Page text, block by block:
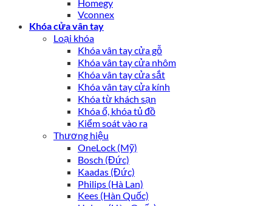
Homegy
Vconnex
Khóa cửa vân tay
Loại khóa
Khóa vân tay cửa gỗ
Khóa vân tay cửa nhôm
Khóa vân tay cửa sắt
Khóa vân tay cửa kính
Khóa từ khách sạn
Khóa ổ, khóa tủ đồ
Kiểm soát vào ra
Thương hiệu
OneLock (Mỹ)
Bosch (Đức)
Kaadas (Đức)
Philips (Hà Lan)
Kees (Hàn Quốc)